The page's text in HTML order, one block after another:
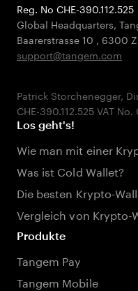
Reg. No CHE-390.112.525
Global Headquarters,
Baarerstrasse 10 , 6300
support@tangem.com
Patrick Storchenegger,
Los geht's!
Wie man mit einer
Was ist Cold Wallet?
Die besten Krypto-
Vergleich von Krypto-
Produkte
Tangem Pay
Tangem Mobile